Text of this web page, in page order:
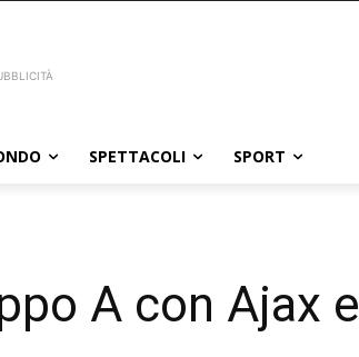
SPETTACOLI SPORT
A con Ajax e